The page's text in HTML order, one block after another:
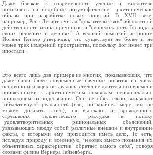
Даже близкие к современности ученые и мыслители
полагались на подобные полумифические, архетипические
образы при разработке новых понятий. В XVII веке,
например, Рене Декарт считал "доказательством" абсолютной
действенности закона причинности "непреложность Господа в
своих решениях и деяниях". А великий немецкий астроном
Иоганн Кеплер утверждал, что существует не более и не
менее трех измерений пространства, поскольку Бог имеет три
ипостаси.
Это всего лишь два примера из многих, показывающих, что
даже наши более современные научные понятия из числа
основополагающих оставались в течение длительного времени
привязанными к архетипическим символам, первоначально
пришедшим из подсознания. Они не обязательно выражают
"объективную" реальность (или, по крайней мере, мы не
можем доказать этого), но вытекают из врожденного
стремления человеческого рассудка к поиску
"удовлетворительных" рациональных объяснений,
увязывающих между собой различные внешние и внутренние
факты, с которыми ему приходится иметь дело. То есть,
исследуя природу и вселенную, человек вместо познания их
объективных характеристик "обретает самого себя", говоря
словами физика Вернера Гейзенберга.